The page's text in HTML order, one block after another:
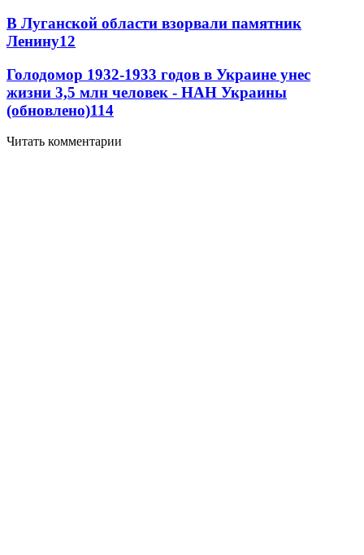
В Луганской области взорвали памятник
Ленину12
Голодомор 1932-1933 годов в Украине унес
жизни 3,5 млн человек - НАН Украины
(обновлено)114
Читать комментарии